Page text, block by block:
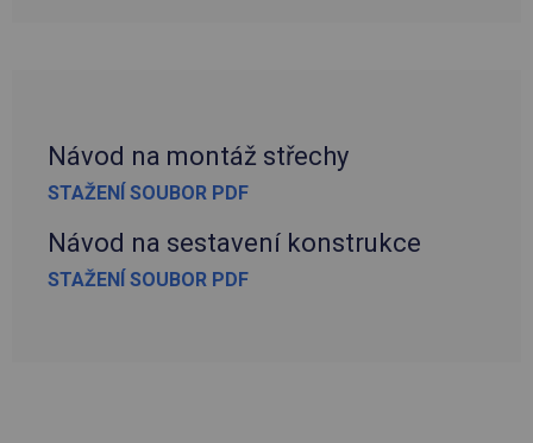
Návod na montáž střechy
STAŽENÍ SOUBOR PDF
Návod na sestavení konstrukce
STAŽENÍ SOUBOR PDF